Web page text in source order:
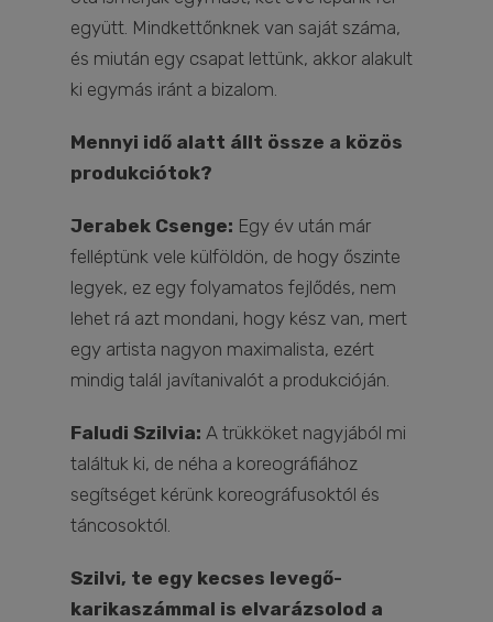
együtt. Mindkettőnknek van saját száma,
és miután egy csapat lettünk, akkor alakult
ki egymás iránt a bizalom.
Mennyi idő alatt állt össze a közös
produkciótok?
Jerabek Csenge: Egy év után már
felléptünk vele külföldön, de hogy őszinte
legyek, ez egy folyamatos fejlődés, nem
lehet rá azt mondani, hogy kész van, mert
egy artista nagyon maximalista, ezért
mindig talál javítanivalót a produkcióján.
Faludi Szilvia: A trükköket nagyjából mi
találtuk ki, de néha a koreográfiához
segítséget kérünk koreográfusoktól és
táncosoktól.
Szilvi, te egy kecses levegő-
karikaszámmal is elvarázsolod a